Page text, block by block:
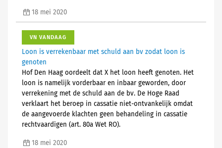
18 mei 2020
VN VANDAAG
Loon is verrekenbaar met schuld aan bv zodat loon is
genoten
Hof Den Haag oordeelt dat X het loon heeft genoten. Het
loon is namelijk vorderbaar en inbaar geworden, door
verrekening met de schuld aan de bv. De Hoge Raad
verklaart het beroep in cassatie niet-ontvankelijk omdat
de aangevoerde klachten geen behandeling in cassatie
rechtvaardigen (art. 80a Wet RO).
18 mei 2020